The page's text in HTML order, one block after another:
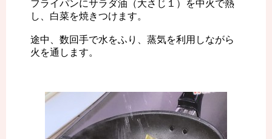
フライパンにサラダ油（大さじ１）を中火で熱
し、白菜を焼きつけます。
途中、数回手で水をふり、蒸気を利用しながら
火を通します。